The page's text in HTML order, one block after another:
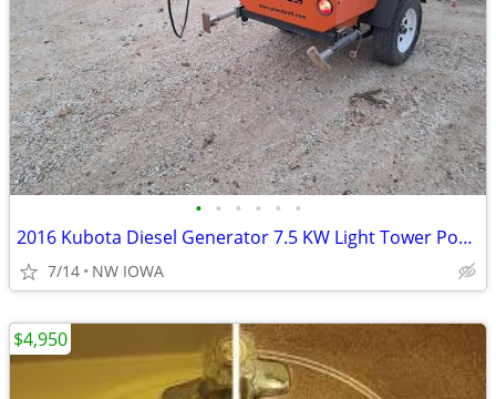
• • • • • •
2016 Kubota Diesel Generator 7.5 KW Light Tower Portable plant
7/14 NW IOWA
$4,950